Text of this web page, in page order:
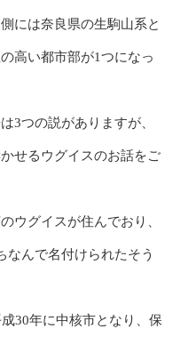
には奈良県の生駒山系と
高い都市部が1つになっ
3つの説がありますが、
せるウグイスのお話をご
ウグイスが住んでおり、
なんで名付けられたそう
30年に中核市となり、保